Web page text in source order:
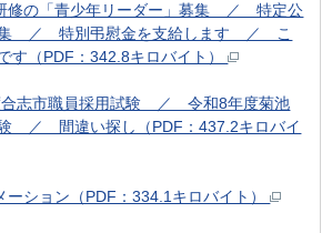
修の「青少年リーダー」募集 ／ 特定公
集 ／ 特別弔慰金を支給します ／ こ
す（PDF：342.8キロバイト）
志市職員採用試験 ／ 令和8年度菊池
／ 間違い探し（PDF：437.2キロバイ
ション（PDF：334.1キロバイト）